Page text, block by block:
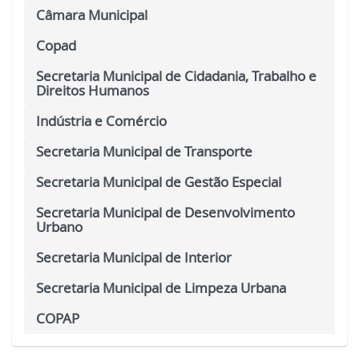
Câmara Municipal
Copad
Secretaria Municipal de Cidadania, Trabalho e
Direitos Humanos
Indústria e Comércio
Secretaria Municipal de Transporte
Secretaria Municipal de Gestão Especial
Secretaria Municipal de Desenvolvimento
Urbano
Secretaria Municipal de Interior
Secretaria Municipal de Limpeza Urbana
COPAP